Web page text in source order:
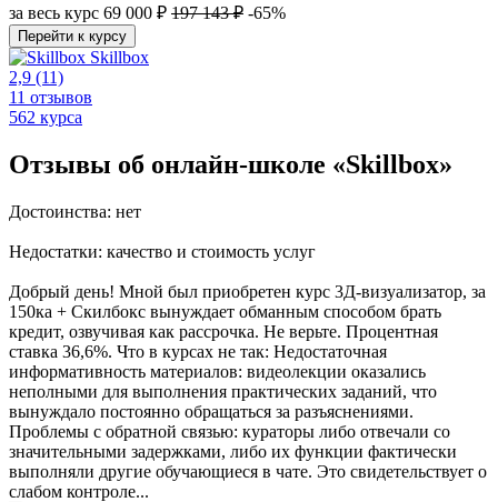
за весь курс 69 000 ₽ 197 143 ₽ -65%
Перейти к курсу
Skillbox
2,9 (11)
11 отзывов
562 курса
Отзывы об онлайн-школе «Skillbox»
Достоинства: нет
Недостатки: качество и стоимость услуг
Добрый день! Мной был приобретен курс 3Д-визуализатор, за
150ка + Скилбокс вынуждает обманным способом брать
кредит, озвучивая как рассрочка. Не верьте. Процентная
ставка 36,6%. Что в курсах не так: Недостаточная
информативность материалов: видеолекции оказались
неполными для выполнения практических заданий, что
вынуждало постоянно обращаться за разъяснениями.
Проблемы с обратной связью: кураторы либо отвечали со
значительными задержками, либо их функции фактически
выполняли другие обучающиеся в чате. Это свидетельствует о
слабом контроле...